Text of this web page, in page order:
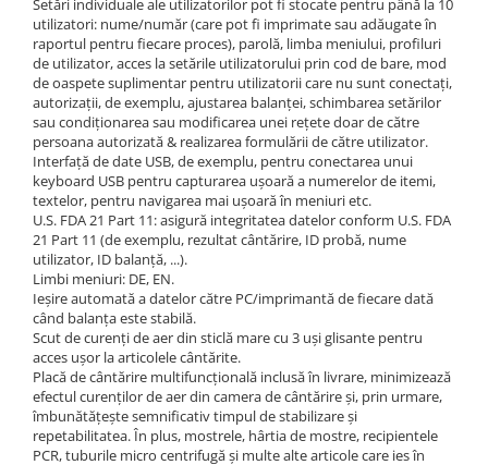
Setări individuale ale utilizatorilor pot fi stocate pentru până la 10
utilizatori: nume/număr (care pot fi imprimate sau adăugate în
raportul pentru fiecare proces), parolă, limba meniului, profiluri
de utilizator, acces la setările utilizatorului prin cod de bare, mod
de oaspete suplimentar pentru utilizatorii care nu sunt conectați,
autorizații, de exemplu, ajustarea balanței, schimbarea setărilor
sau condiționarea sau modificarea unei rețete doar de către
persoana autorizată & realizarea formulării de către utilizator.
Interfață de date USB, de exemplu, pentru conectarea unui
keyboard USB pentru capturarea ușoară a numerelor de itemi,
textelor, pentru navigarea mai ușoară în meniuri etc.
U.S. FDA 21 Part 11: asigură integritatea datelor conform U.S. FDA
21 Part 11 (de exemplu, rezultat cântărire, ID probă, nume
utilizator, ID balanță, ...).
Limbi meniuri: DE, EN.
Ieșire automată a datelor către PC/imprimantă de fiecare dată
când balanța este stabilă.
Scut de curenți de aer din sticlă mare cu 3 uși glisante pentru
acces ușor la articolele cântărite.
Placă de cântărire multifuncțională inclusă în livrare, minimizează
efectul curenților de aer din camera de cântărire și, prin urmare,
îmbunătățește semnificativ timpul de stabilizare și
repetabilitatea. În plus, mostrele, hârtia de mostre, recipientele
PCR, tuburile micro centrifugă și multe alte articole care ies în